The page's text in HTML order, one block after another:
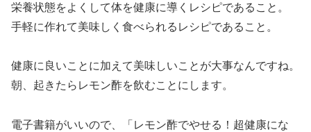
栄養状態をよくして体を健康に導くレシピであること。
手軽に作れて美味しく食べられるレシピであること。
健康に良いことに加えて美味しいことが大事なんですね。
朝、起きたらレモン酢を飲むことにします。
電子書籍がいいので、「レモン酢でやせる！超健康にな